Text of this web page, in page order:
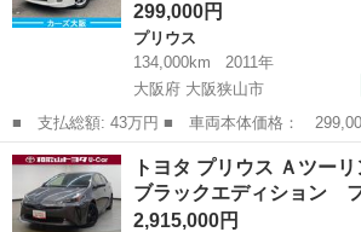
299,000円
プリウス
134,000km
2011年
大阪府 大阪狭山市
■ 支払総額: 43万円 ■ 車両本体価格： 299,000 円 ■ メーカー
名： トヨタ ■ 車種名： プリウス ■ グレ
４ ■ 排気量： 1800cc ■ ドア枚数： 5D ■
パ...
大阪 大阪狭山市 プリウス
トヨタ プリウス Ａツー
ブラックエディション
2,915,000円